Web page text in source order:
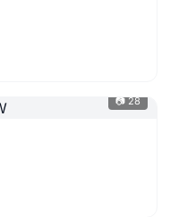
📷 28